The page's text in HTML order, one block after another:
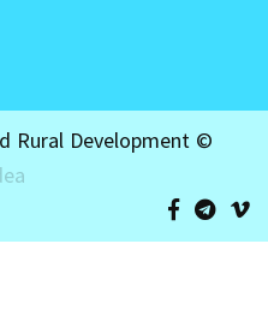
Rural Development ©